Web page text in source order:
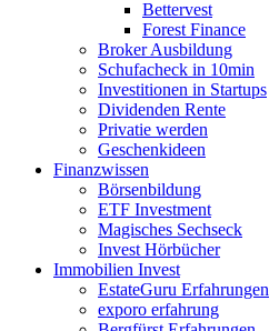
Bettervest
Forest Finance
Broker Ausbildung
Schufacheck in 10min
Investitionen in Startups
Dividenden Rente
Privatie werden
Geschenkideen
Finanzwissen
Börsenbildung
ETF Investment
Magisches Sechseck
Invest Hörbücher
Immobilien Invest
EstateGuru Erfahrungen
exporo erfahrung